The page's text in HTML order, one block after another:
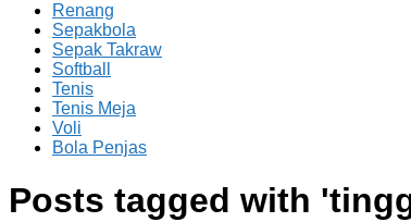
Renang
Sepakbola
Sepak Takraw
Softball
Tenis
Tenis Meja
Voli
Bola Penjas
Posts tagged with '